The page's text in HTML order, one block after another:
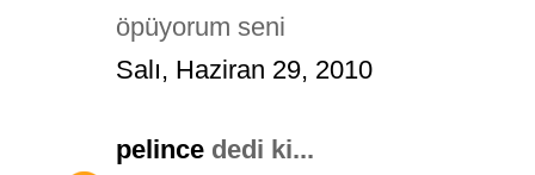
öpüyorum seni
Salı, Haziran 29, 2010
pelince dedi ki...